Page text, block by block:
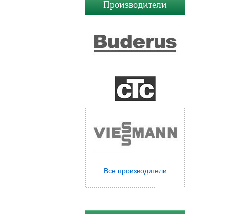
Производители
Все производители